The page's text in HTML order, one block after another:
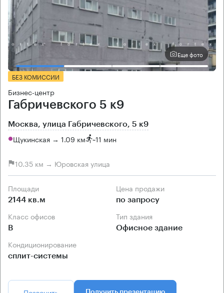
Еще фото
БЕЗ КОМИССИИ
Бизнес-центр
Габричевского 5 к9
Москва, улица Габричевского, 5 к9
Щукинская → 1.09 км ~11 мин
10.35 км → Юровская улица
Площади
2144 кв.м
Цена продажи
по запросу
Класс офисов
B
Тип здания
Офисное здание
Кондиционирование
сплит-системы